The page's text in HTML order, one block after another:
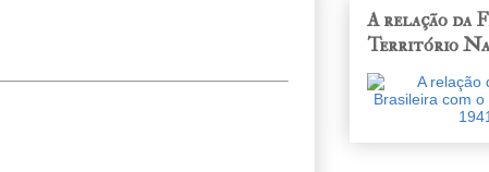
A relação da
Território